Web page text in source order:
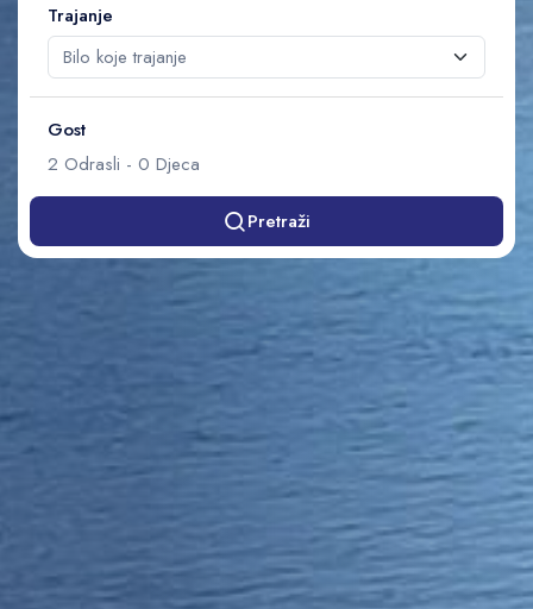
Trajanje
Gost
2 Odrasli - 0 Djeca
Pretraži